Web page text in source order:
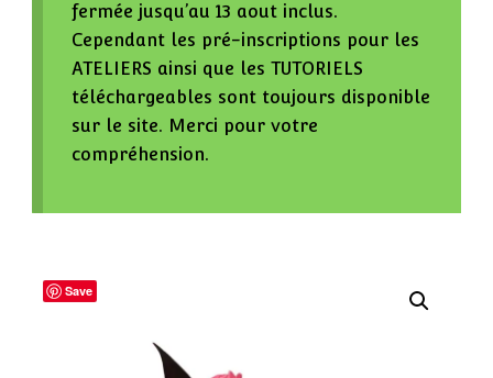
fermée jusqu’au 13 aout inclus.
Cependant les pré-inscriptions pour les
ATELIERS ainsi que les TUTORIELS
téléchargeables sont toujours disponible
sur le site. Merci pour votre
compréhension.
Save